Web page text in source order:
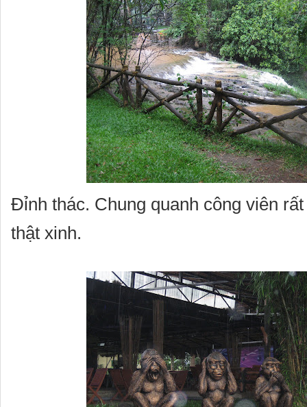
Đỉnh thác. Chung quanh công viên
thật xinh.